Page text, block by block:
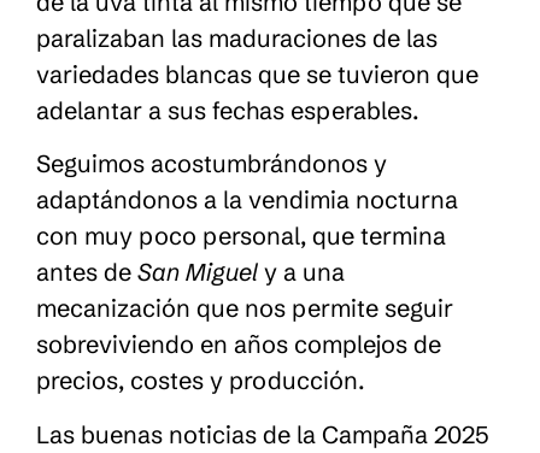
paralizaban las maduraciones de las
variedades blancas que se tuvieron que
adelantar a sus fechas esperables.
Seguimos acostumbrándonos y
adaptándonos a la vendimia nocturna
con muy poco personal, que termina
antes de San Miguel y a una
mecanización que nos permite seguir
sobreviviendo en años complejos de
precios, costes y producción.
Las buenas noticias de la Campaña 2025